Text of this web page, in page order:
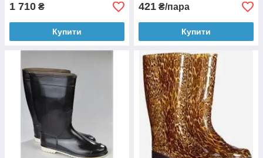
1 710 ₴
Купити
421 ₴/пара
Купити